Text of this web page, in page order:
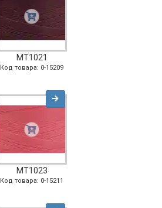
MT1021
Код товара: 0-15209
MT1023
Код товара: 0-15211